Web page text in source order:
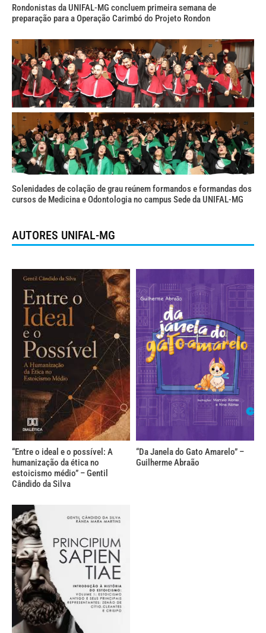
Rondonistas da UNIFAL-MG concluem primeira semana de
preparação para a Operação Carimbó do Projeto Rondon
Solenidades de colação de grau reúnem formandos e formandas dos
cursos de Medicina e Odontologia no campus Sede da UNIFAL-MG
AUTORES UNIFAL-MG
“Entre o ideal e o possível: A
humanização da ética no
estoicismo médio” – Gentil
Cândido da Silva
“Da Janela do Gato Amarelo” –
Guilherme Abraão